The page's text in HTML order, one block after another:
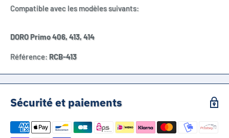
Compatible avec les modèles suivants:
DORO Primo 406, 413, 414
Référence: RCB-413
Sécurité et paiements